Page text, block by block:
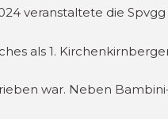
veranstaltete die
als 1.
war. Neben